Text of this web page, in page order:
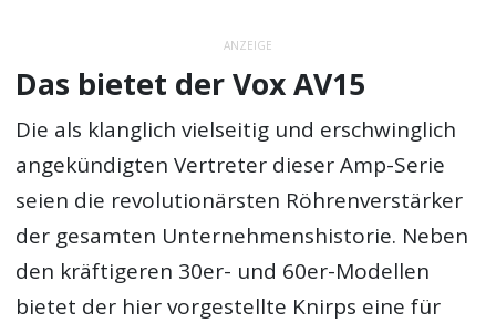
ANZEIGE
Das bietet der Vox AV15
Die als klanglich vielseitig und erschwinglich
angekündigten Vertreter dieser Amp-Serie
seien die revolutionärsten Röhrenverstärker
der gesamten Unternehmenshistorie. Neben
den kräftigeren 30er- und 60er-Modellen
bietet der hier vorgestellte Knirps eine für